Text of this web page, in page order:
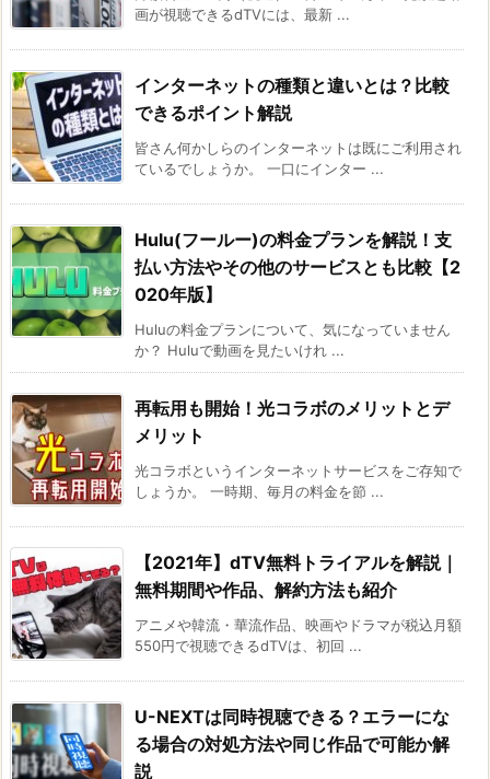
画が視聴できるdTVには、最新 ...
インターネットの種類と違いとは？比較
できるポイント解説
皆さん何かしらのインターネットは既にご利用され
ているでしょうか。 一口にインター ...
Hulu(フールー)の料金プランを解説！支
払い方法やその他のサービスとも比較【2
020年版】
Huluの料金プランについて、気になっていません
か？ Huluで動画を見たいけれ ...
再転用も開始！光コラボのメリットとデ
メリット
光コラボというインターネットサービスをご存知で
しょうか。 一時期、毎月の料金を節 ...
【2021年】dTV無料トライアルを解説｜
無料期間や作品、解約方法も紹介
アニメや韓流・華流作品、映画やドラマが税込月額
550円で視聴できるdTVは、初回 ...
U-NEXTは同時視聴できる？エラーにな
る場合の対処方法や同じ作品で可能か解
説